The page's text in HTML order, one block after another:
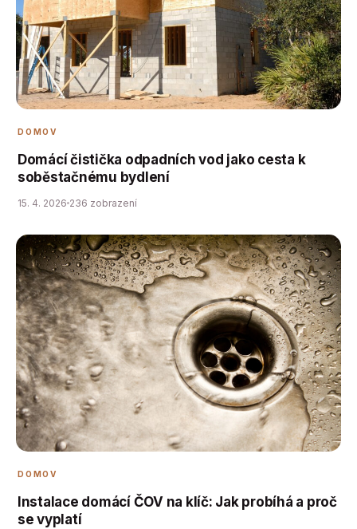
DOMOV
Domácí čistička odpadních vod jako cesta k
soběstačnému bydlení
15. 4. 2026 236 zobrazení
DOMOV
Instalace domácí ČOV na klíč: Jak probíhá a proč
se vyplatí